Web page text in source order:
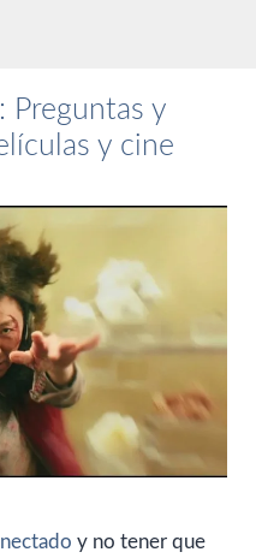
Preguntas y
y cine
y no tener que